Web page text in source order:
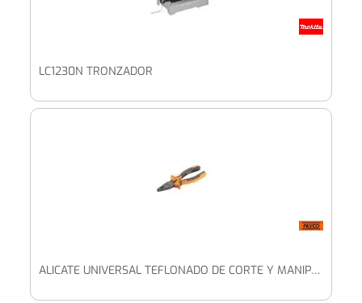
LC1230N TRONZADOR
ALICATE UNIVERSAL TEFLONADO DE CORTE Y MANIPULACIÓN ALYCO ORANGE